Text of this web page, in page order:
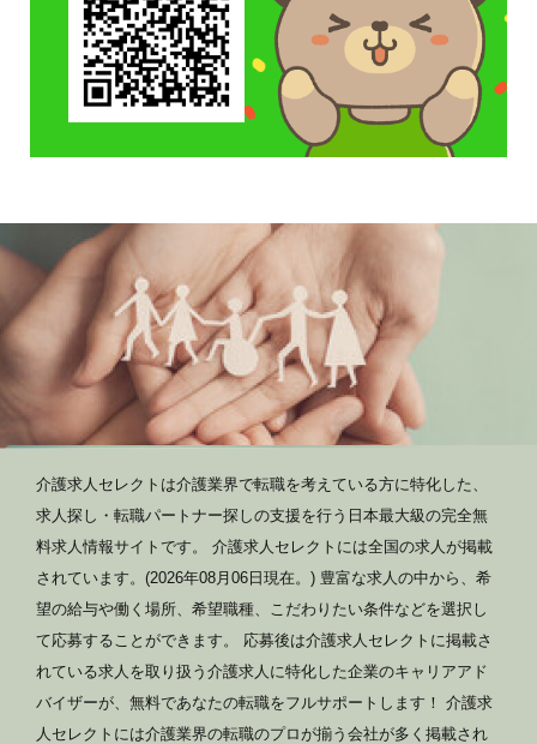
介護求人セレクトは介護業界で転職を考えている方に特化した、
求人探し・転職パートナー探しの支援を行う日本最大級の完全無
料求人情報サイトです。 介護求人セレクトには全国の求人が掲載
されています。(2026年08月06日現在。) 豊富な求人の中から、希
望の給与や働く場所、希望職種、こだわりたい条件などを選択し
て応募することができます。 応募後は介護求人セレクトに掲載さ
れている求人を取り扱う介護求人に特化した企業のキャリアアド
バイザーが、無料であなたの転職をフルサポートします！ 介護求
人セレクトには介護業界の転職のプロが揃う会社が多く掲載され